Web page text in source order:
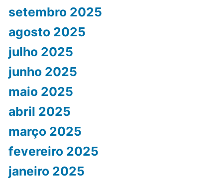
setembro 2025
agosto 2025
julho 2025
junho 2025
maio 2025
abril 2025
março 2025
fevereiro 2025
janeiro 2025